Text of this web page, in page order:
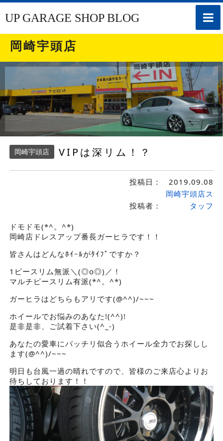
toggle
UP GARAGE SHOP BLOG
岡崎宇頭店
岡崎宇頭店 VIPは深リム！？
投稿日： 2019.09.08
投稿者：
岡崎宇頭店ス
タッフ
ドモドモ(*^。^*)
岡崎店ドレスアップ番長ガーヒラです！！
皆さんはどんなﾎｲｰﾙがﾀｲﾌﾟですか？
1ピースリム無派＼(◎o◎)／！
マルチピースリム有派(*^。^*)
ガーヒラはどちらもアリです(@^^)/~~~
ホイールでお悩みのあなた!(^^)!
是非是非、ご試着下さい(^_-)
あなたの愛車にバッチリ似合うホイール全力でお探しし
ます(@^^)/~~~
明日も台風一過の晴れですので、皆様のご来店心よりお
待ちしております！！